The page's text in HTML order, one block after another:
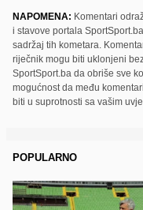
NAPOMENA: Komentari
i stavove portala
sadržaj tih kometara.
riječnik mogu biti uklonjeni
SportSport.ba da obriše sve
mogućnost da među
biti u suprotnosti sa vašim
POPULARNO